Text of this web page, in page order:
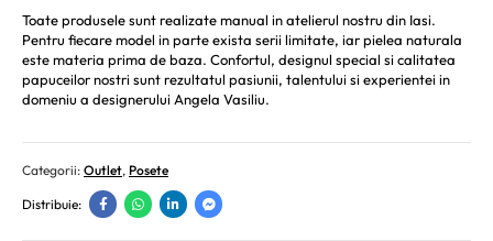
Toate produsele sunt realizate manual in atelierul nostru din Iasi.
Pentru fiecare model in parte exista serii limitate, iar pielea naturala
este materia prima de baza. Confortul, designul special si calitatea
papuceilor nostri sunt rezultatul pasiunii, talentului si experientei in
domeniu a designerului Angela Vasiliu.
Categorii: Outlet, Posete
Distribuie: